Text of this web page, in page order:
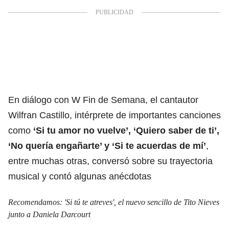
En diálogo con W Fin de Semana, el cantautor
Wilfran Castillo, intérprete de importantes canciones
como ‘Si tu amor no vuelve’, ‘Quiero saber de ti’,
‘No quería engañarte’ y ‘Si te acuerdas de mí’,
entre muchas otras, conversó sobre su trayectoria
musical y contó algunas anécdotas
Recomendamos: 'Si tú te atreves', el nuevo sencillo de Tito Nieves
junto a Daniela Darcourt